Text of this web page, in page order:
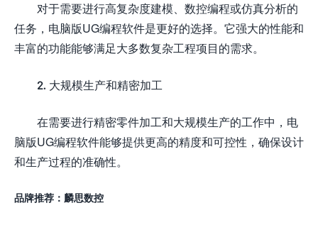
对于需要进行高复杂度建模、数控编程或仿真分析的
任务，电脑版UG编程软件是更好的选择。它强大的性能和
丰富的功能能够满足大多数复杂工程项目的需求。
2. 大规模生产和精密加工
在需要进行精密零件加工和大规模生产的工作中，电
脑版UG编程软件能够提供更高的精度和可控性，确保设计
和生产过程的准确性。
品牌推荐：麟思数控